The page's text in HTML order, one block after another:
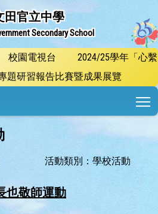
田官立中學
Secondary School
校園電視台
2024/25學年「心繫
題研習報告比賽暨成果展覽
活動類別：學校活動
也敬師運動